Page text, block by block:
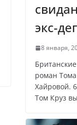
экс-
8 января,
роман
Хайровой.
Том Круз